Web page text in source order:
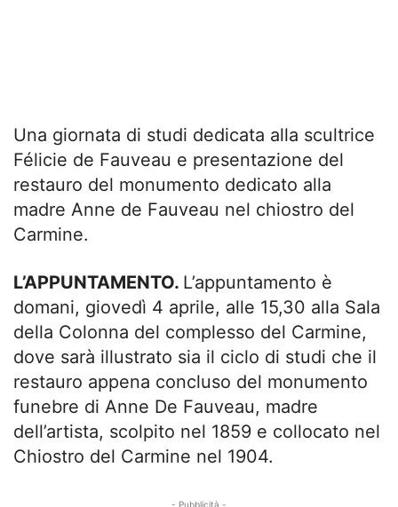
Una giornata di studi dedicata alla scultrice
Félicie de Fauveau e presentazione del
restauro del monumento dedicato alla
madre Anne de Fauveau nel chiostro del
Carmine.
L’APPUNTAMENTO. L’appuntamento è
domani, giovedì 4 aprile, alle 15,30 alla Sala
della Colonna del complesso del Carmine,
dove sarà illustrato sia il ciclo di studi che il
restauro appena concluso del monumento
funebre di Anne De Fauveau, madre
dell’artista, scolpito nel 1859 e collocato nel
Chiostro del Carmine nel 1904.
- Pubblicità -